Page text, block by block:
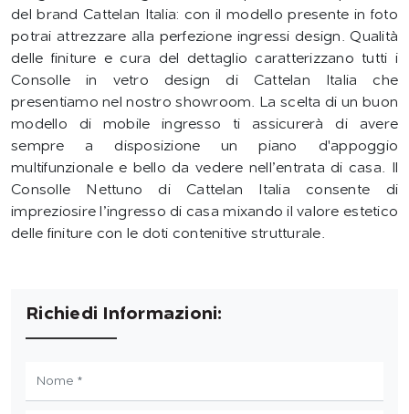
del brand Cattelan Italia: con il modello presente in foto
potrai attrezzare alla perfezione ingressi design. Qualità
delle finiture e cura del dettaglio caratterizzano tutti i
Consolle in vetro design di Cattelan Italia che
presentiamo nel nostro showroom. La scelta di un buon
modello di mobile ingresso ti assicurerà di avere
sempre a disposizione un piano d'appoggio
multifunzionale e bello da vedere nell’entrata di casa. Il
Consolle Nettuno di Cattelan Italia consente di
impreziosire l’ingresso di casa mixando il valore estetico
delle finiture con le doti contenitive strutturale.
Richiedi Informazioni: